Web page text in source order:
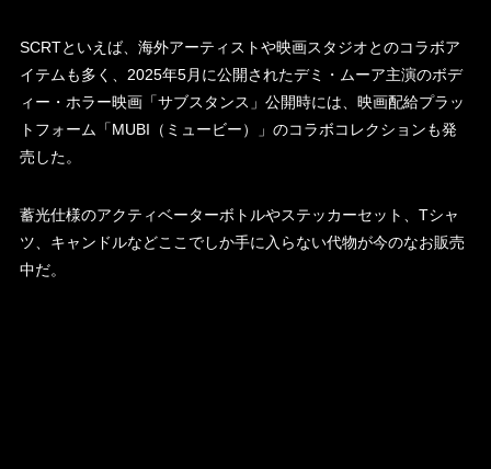
SCRTといえば、海外アーティストや映画スタジオとのコラボア
イテムも多く、2025年5月に公開されたデミ・ムーア主演のボデ
ィー・ホラー映画「サブスタンス」公開時には、映画配給プラッ
トフォーム「MUBI（ミュービー）」のコラボコレクションも発
売した。
蓄光仕様のアクティベーターボトルやステッカーセット、Tシャ
ツ、キャンドルなどここでしか手に入らない代物が今のなお販売
中だ。